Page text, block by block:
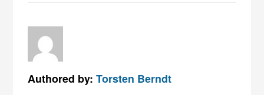
Authored by:Torsten Berndt